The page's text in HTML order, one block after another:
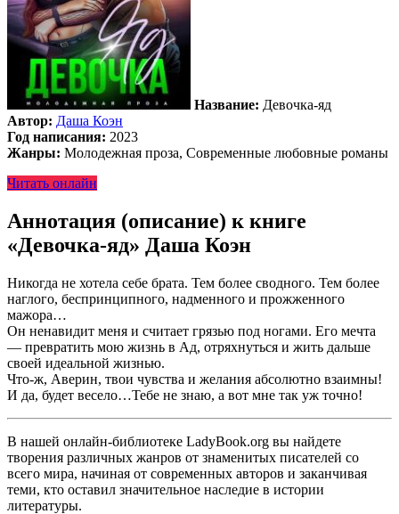
Название: Девочка-яд
Автор: Даша Коэн
Год написания: 2023
Жанры: Молодежная проза, Современные любовные романы
Читать онлайн
Аннотация (описание) к книге
«Девочка-яд» Даша Коэн
Никогда не хотела себе брата. Тем более сводного. Тем более
наглого, беспринципного, надменного и прожженного
мажора…
Он ненавидит меня и считает грязью под ногами. Его мечта
— превратить мою жизнь в Ад, отряхнуться и жить дальше
своей идеальной жизнью.
Что-ж, Аверин, твои чувства и желания абсолютно взаимны!
И да, будет весело…Тебе не знаю, а вот мне так уж точно!
В нашей онлайн-библиотеке LadyBook.org вы найдете
творения различных жанров от знаменитых писателей со
всего мира, начиная от современных авторов и заканчивая
теми, кто оставил значительное наследие в истории
литературы.